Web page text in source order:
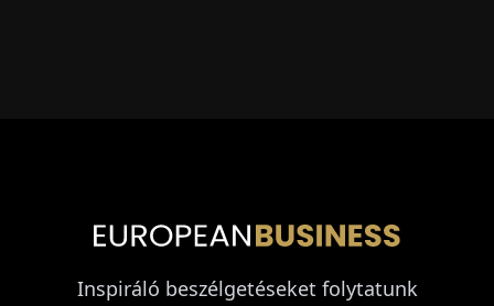
Inspiráló beszélgetéseket folytatunk